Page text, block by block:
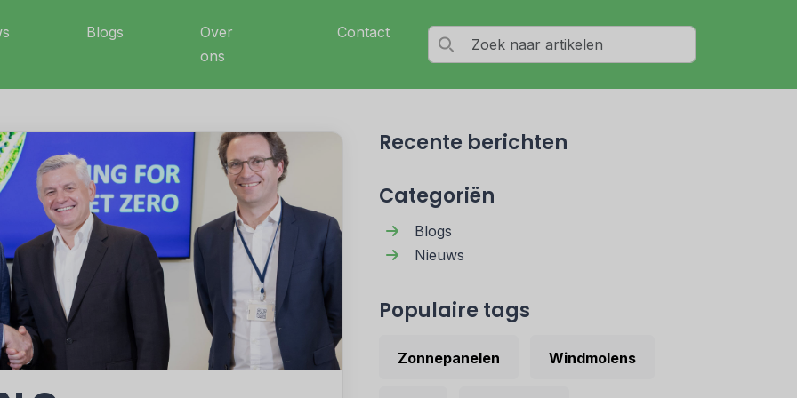
Blogs
Over
ons
Contact
Recente berichten
Categoriën
Blogs
Nieuws
Populaire tags
Zonnepanelen Windmolens